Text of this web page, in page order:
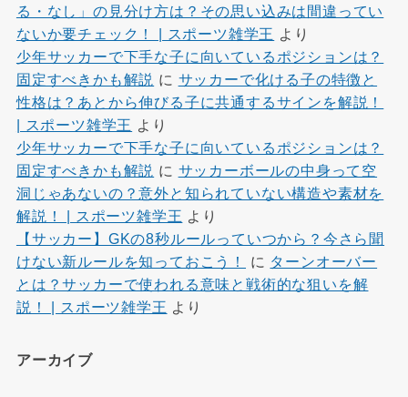
る・なし」の見分け方は？その思い込みは間違ってい
ないか要チェック！ | スポーツ雑学王 より
少年サッカーで下手な子に向いているポジションは？
固定すべきかも解説 に サッカーで化ける子の特徴と
性格は？あとから伸びる子に共通するサインを解説！
| スポーツ雑学王 より
少年サッカーで下手な子に向いているポジションは？
固定すべきかも解説 に サッカーボールの中身って空
洞じゃあないの？意外と知られていない構造や素材を
解説！ | スポーツ雑学王 より
【サッカー】GKの8秒ルールっていつから？今さら聞
けない新ルールを知っておこう！
に ターンオーバー
とは？サッカーで使われる意味と戦術的な狙いを解
説！ | スポーツ雑学王 より
アーカイブ